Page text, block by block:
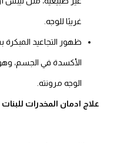
غريبًا للوجه.
ظهور التجاعيد المبكرة
الأكسدة في الجسم، وهو
الوجه مرونته.
علاج ادمان المخدرات للبنات في 4 خطوات وكم تكلفة